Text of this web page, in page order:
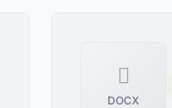
DOCX